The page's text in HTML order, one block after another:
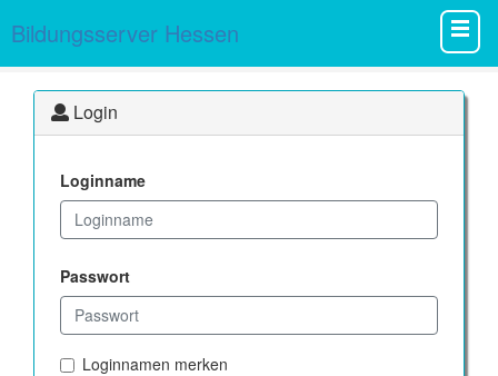
Bildungsserver Hessen
Login
Loginname
Passwort
Loginnamen merken